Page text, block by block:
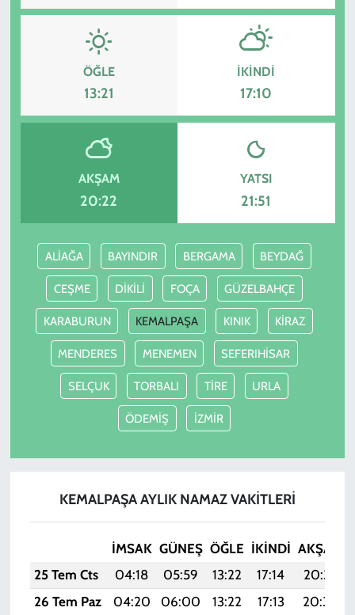
ÖĞLE
13:21
İKINDI
17:10
AKŞAM
20:22
YATSI
21:51
ALİAĞA BAYINDIR BERGAMA BEYDAĞ
CEŞME DİKİLİ FOÇA GÜZELBAHÇE
KARABURUN KEMALPAŞA KINIK KİRAZ
MENDERES MENEMEN SEFERIHİSAR
SELÇUK TORBALI TİRE URLA
ÖDEMİŞ İZMİR
KEMALPAŞA AYLIK NAMAZ VAKITLERI
İMSAK GÜNEŞ ÖĞLE İKINDI AKŞAM
25 Tem Cts
04:18 05:59 13:22 17:14 20:35
26 Tem Paz
04:20 06:00 13:22 17:13 20:34